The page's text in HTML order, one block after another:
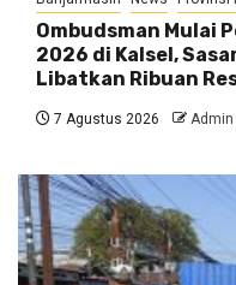
Ombudsman Mulai
2026 di Kalsel,
Libatkan Ribuan
7 Agustus 2026 Admin